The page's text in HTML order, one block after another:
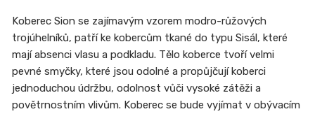
Koberec Sion se zajímavým vzorem modro-růžových
trojúhelníků, patří ke kobercům tkané do typu Sisál, které
mají absenci vlasu a podkladu. Tělo koberce tvoří velmi
pevné smyčky, které jsou odolné a propůjčují koberci
jednoduchou údržbu, odolnost vůči vysoké zátěži a
povětrnostním vlivům. Koberec se bude vyjímat v obývacím